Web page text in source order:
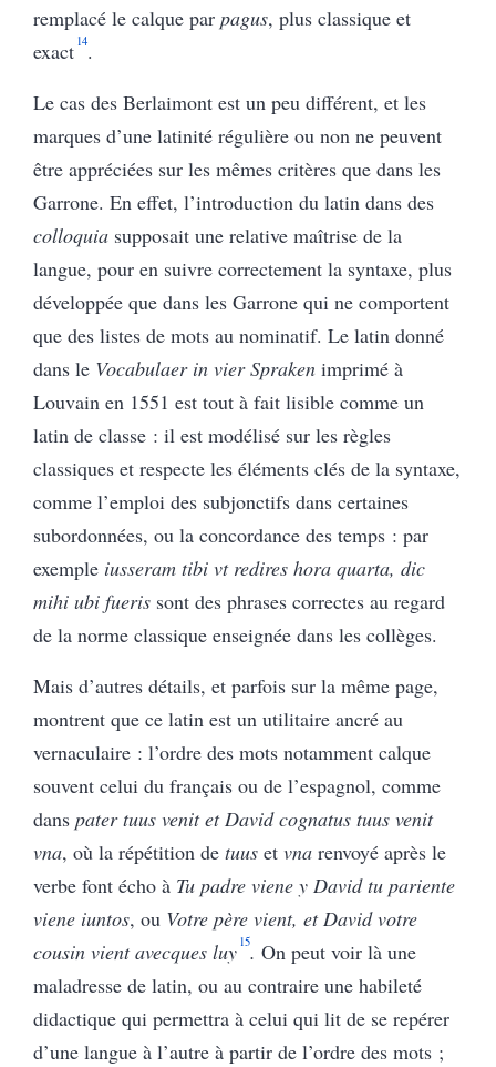
remplacé le calque par pagus, plus classique et
exact 14.
Le cas des Berlaimont est un peu différent, et les
marques d’une latinité régulière ou non ne peuvent
être appréciées sur les mêmes critères que dans les
Garrone. En effet, l’introduction du latin dans des
colloquia supposait une relative maîtrise de la
langue, pour en suivre correctement la syntaxe, plus
développée que dans les Garrone qui ne comportent
que des listes de mots au nominatif. Le latin donné
dans le Vocabulaer in vier Spraken imprimé à
Louvain en 1551 est tout à fait lisible comme un
latin de classe : il est modélisé sur les règles
classiques et respecte les éléments clés de la syntaxe,
comme l’emploi des subjonctifs dans certaines
subordonnées, ou la concordance des temps : par
exemple iusseram tibi vt redires hora quarta, dic
mihi ubi fueris sont des phrases correctes au regard
de la norme classique enseignée dans les collèges.
Mais d’autres détails, et parfois sur la même page,
montrent que ce latin est un utilitaire ancré au
vernaculaire : l’ordre des mots notamment calque
souvent celui du français ou de l’espagnol, comme
dans pater tuus venit et David cognatus tuus venit
vna, où la répétition de tuus et vna renvoyé après le
verbe font écho à Tu padre viene y David tu pariente
viene iuntos, ou Votre père vient, et David votre
cousin vient avecques luy 15. On peut voir là une
maladresse de latin, ou au contraire une habileté
didactique qui permettra à celui qui lit de se repérer
d’une langue à l’autre à partir de l’ordre des mots ;